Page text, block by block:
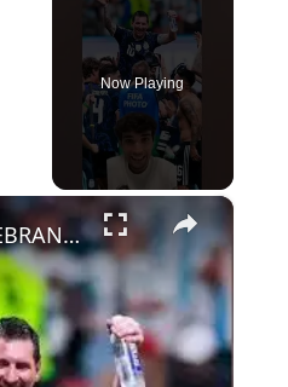
Now Playing
×
TODOS CELEBRAN CON MESSI